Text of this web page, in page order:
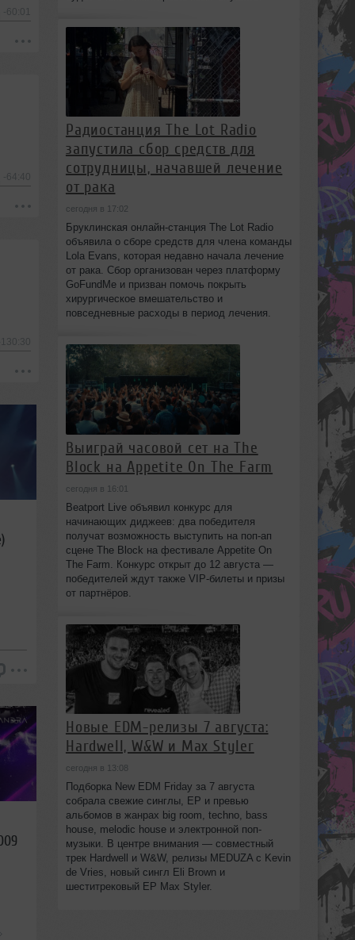
-60:01
-64:40
Радиостанция The Lot Radio
запустила сбор средств для
сотрудницы, начавшей лечение
от рака
сегодня в 17:02
Бруклинская онлайн-станция The Lot Radio
объявила о сборе средств для члена команды
Lola Evans, которая недавно начала лечение
от рака. Сбор организован через платформу
GoFundMe и призван помочь покрыть
хирургическое вмешательство и
повседневные расходы в период лечения.
Выиграй часовой сет на The
Block на Appetite On The Farm
сегодня в 16:01
Beatport Live объявил конкурс для
начинающих диджеев: два победителя
получат возможность выступить на поп‑ап
сцене The Block на фестивале Appetite On
The Farm. Конкурс открыт до 12 августа —
победителей ждут также VIP‑билеты и призы
от партнёров.
Новые EDM-релизы 7 августа:
Hardwell, W&W и Max Styler
сегодня в 13:08
Подборка New EDM Friday за 7 августа
собрала свежие синглы, EP и превью
альбомов в жанрах big room, techno, bass
house, melodic house и электронной поп-
музыки. В центре внимания — совместный
трек Hardwell и W&W, релизы MEDUZA с Kevin
de Vries, новый сингл Eli Brown и
шеститрековый EP Max Styler.